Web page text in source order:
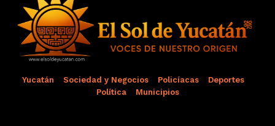
Yucatán Sociedad y Negocios Policíacas
Deportes
Política
Municipios